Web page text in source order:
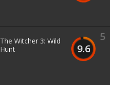
5
9.6
The Witcher 3: Wild
Hunt